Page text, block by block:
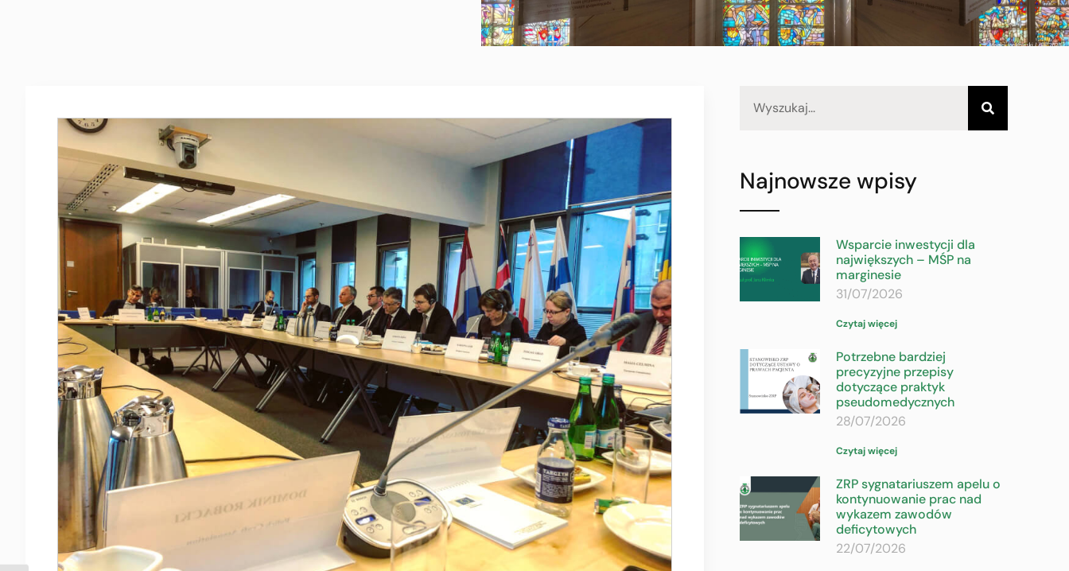
Najnowsze wpisy
Wsparcie inwestycji dla
największych – MŚP na
marginesie
31/07/2026
Czytaj więcej
Potrzebne bardziej
precyzyjne przepisy
dotyczące praktyk
pseudomedycznych
28/07/2026
Czytaj więcej
ZRP sygnatariuszem apelu o
kontynuowanie prac nad
wykazem zawodów
deficytowych
22/07/2026